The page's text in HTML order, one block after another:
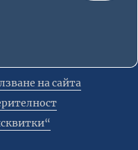
на сайта